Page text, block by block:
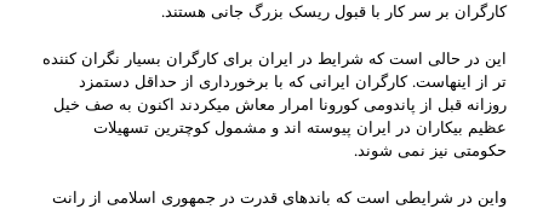
کارگران بر سر کار با قبول ریسک بزرگ جانی هستند.
این در حالی است که شرایط در ایران برای کارگران بسیار نگران کننده
تر از اینهاست. کارگران ایرانی که با برخورداری از حداقل دستمزد
روزانه قبل از پاندومی کورونا امرار معاش میکردند اکنون به صف خیل
عظیم بیکاران در ایران پیوسته اند و مشمول کوچترین تسهیلات
حکومتی نیز نمی شوند.
واین در شرایطی است که باندهای قدرت در جمهوری اسلامی از رانت